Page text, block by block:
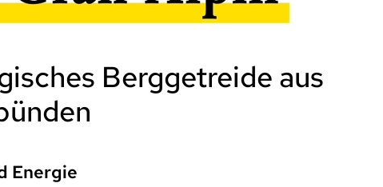
Berggetreide aus
Energie